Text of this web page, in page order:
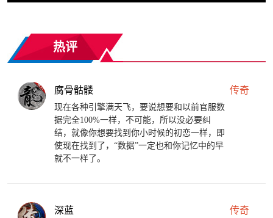
热评
腐骨骷髅 传奇
现在各种引擎满天飞，要说想要和以前官服数
据完全100%一样，不可能，所以没必要纠
结，就像你想要找到你小时候的初恋一样，即
使现在找到了，“数据”一定也和你记忆中的早
就不一样了。
深蓝 传奇